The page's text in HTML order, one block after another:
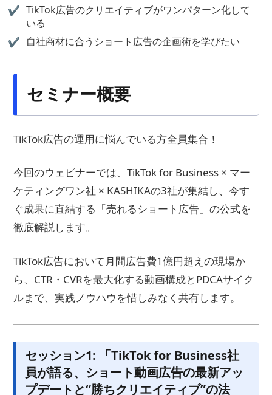
TikTok広告のクリエイティブがワンパターン化して
いる
自社商材に合うショート広告の企画術を学びたい
セミナー概要
TikTok広告の運用に悩んでいる方全員集合！
今回のウェビナーでは、TikTok for Business × マー
ケティングワン社 × KASHIKAの3社が集結し、今す
ぐ成果に直結する「売れるショート広告」の公式を
徹底解説します。
TikTok広告において月間広告費1億円超えの現場か
ら、CTR・CVRを最大化する動画構成とPDCAサイク
ルまで、実践ノウハウを惜しみなく共有します。
セッション1:
「TikTok for Business社
員が語る、ショート動画広告の最新アッ
プデートと“勝ちクリエイティブ”の法